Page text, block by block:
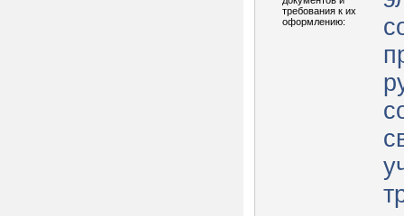
требования к их
оформлению: